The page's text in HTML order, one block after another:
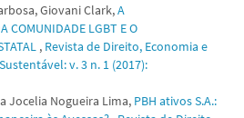
Giovani Clark,A
COMUNIDADE LGBT E O
, Revista de Direito, Economia e
v. 3 n. 1 (2017):
Jocelia Nogueira Lima, PBH ativos S.A.: